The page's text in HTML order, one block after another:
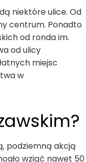
niektóre ulice. Od
centrum. Ponadto
od ronda im.
od ulicy
miejsc
w
podziemną akcją
wziąć nawet 50